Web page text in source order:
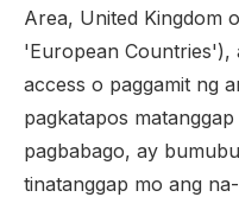
Area, United Kingdom
'European Countries'),
access o paggamit ng
pagkatapos
pagbabago, ay
tinatanggap mo ang